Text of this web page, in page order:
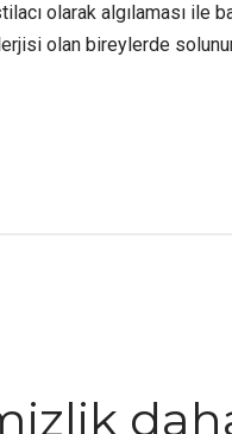
olarak algılaması ile
olan bireylerde